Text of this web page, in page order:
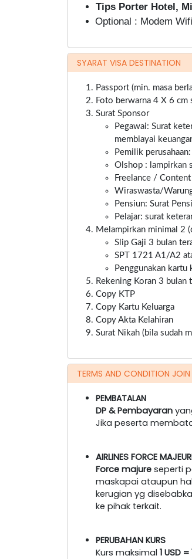
Tips Porter Hotel,
Optional : Modem
SYARAT VISA DESTINATION
Passport (min. masa
Foto berwarna 4 X 6 cm
Surat Sponsor
Pegawai: Surat
membiayai
Pemilik
Olshop : lampirkan
Freelance /
Wiraswasta/
Pensiun: Surat
Pelajar: surat
Melampirkan minimal 2
Slip Gaji 3 bulan
SPT 1721 A1/A2
Penggunakan
Rekening Koran 3 bulan
Copy KTP
Copy Kartu Keluarga
Copy Akta Kelahiran
Surat Nikah (bila sudah
TERMS AND CONDITION JOIN
PEMBATALAN
DP & Pembayaran
Jika peserta
AIRLINES FORCE
Force majure seperti
maskapai ataupun
kerugian yg
ke pihak terkait.
PERUBAHAN KURS
Kurs maksimal 1 USD